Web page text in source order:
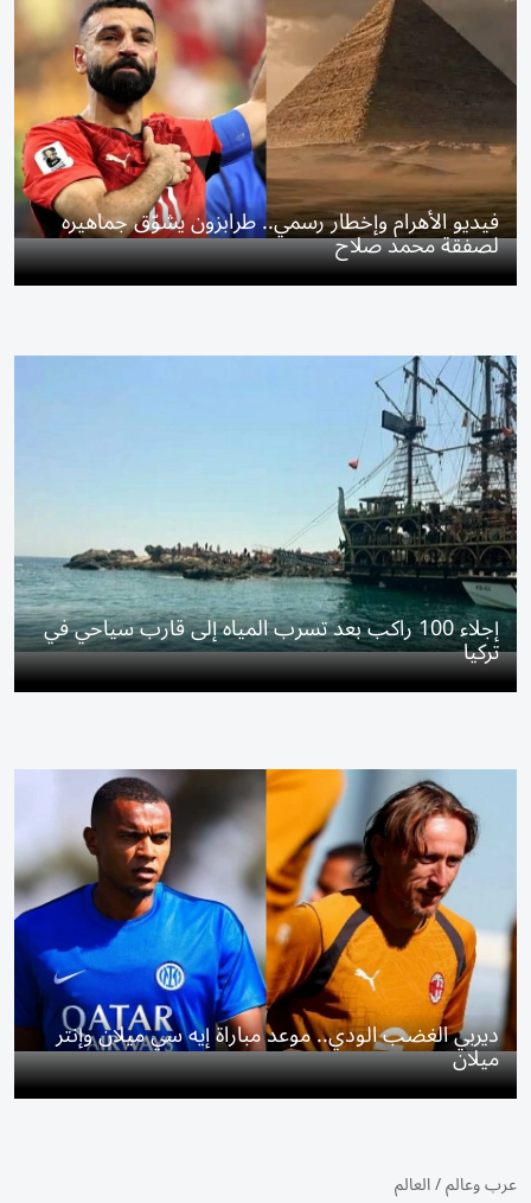
فيديو الأهرام وإخطار رسمي.. طرابزون يشوّق جماهيره
لصفقة محمد صلاح
إجلاء 100 راكب بعد تسرب المياه إلى قارب سياحي في
تركيا
ديربي الغضب الودي.. موعد مباراة إيه سي ميلان وإنتر
ميلان
عرب وعالم/العالم